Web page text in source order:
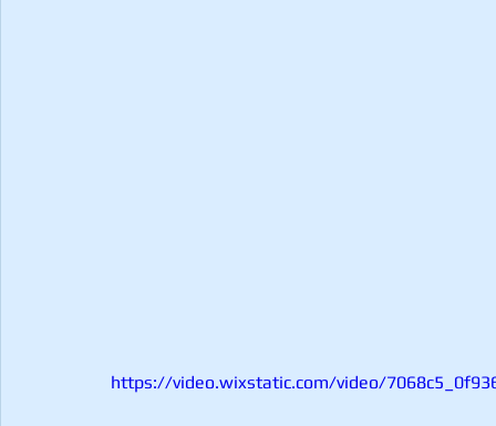
https://video.wixstatic.com/video/